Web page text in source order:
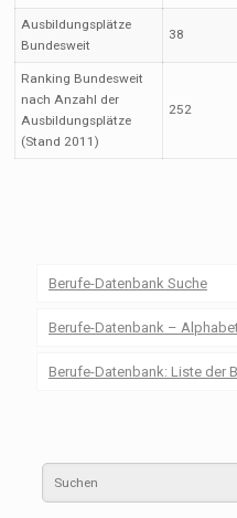
Ausbildungsplätze
Bundesweit
38
Ranking Bundesweit
nach Anzahl der
Ausbildungsplätze
(Stand 2011)
252
Berufe-Datenbank Suche
Berufe-Datenbank –
Berufe-Datenbank: Liste der